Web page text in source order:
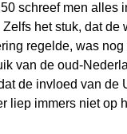
schreef men alles
het stuk, dat de
regelde, was nog
van de oud-
de invloed van de
liep immers niet op